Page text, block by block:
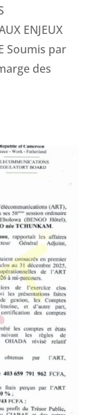
ENJEUX
Soumis par
des